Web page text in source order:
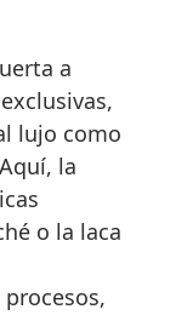
a
lujo como
la
o la laca